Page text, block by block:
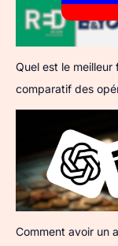
Quel est le
comparatif des
Comment avoir un